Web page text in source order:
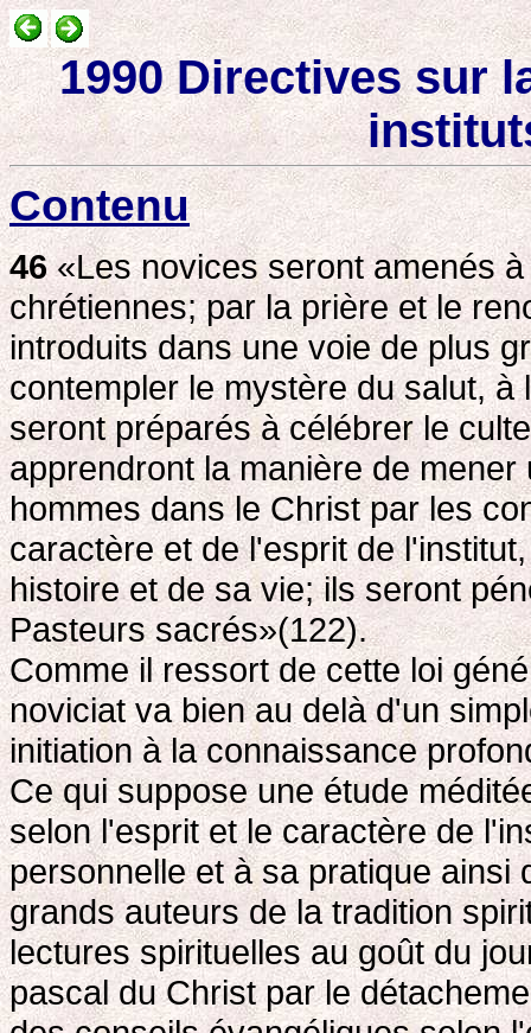
1990 Directives sur
Contenu
46«Les novices seront amenés
chrétiennes; par la prière et le
introduits dans une voie de plus
contempler le mystère du salut,
seront préparés à célébrer le
apprendront la manière de
hommes dans le Christ par les
caractère et de l'esprit de
histoire et de sa vie; ils seront
Pasteurs sacrés»(122).
Comme il ressort de cette loi
noviciat va bien au delà d'un
initiation à la connaissance
Ce qui suppose une étude
selon l'esprit et le caractère de
personnelle et à sa pratique ainsi
grands auteurs de la tradition
lectures spirituelles au goût du
pascal du Christ par le